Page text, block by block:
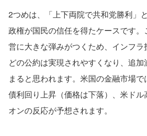
2つめは、「上下両院で共和党勝利」
政権が国民の信任を得たケースです
営に大きな弾みがつくため、インフ
どの公約は実現されやすくなり、追
まると思われます。米国の金融市場
債利回り上昇（価格は下落）、米ドル
オンの反応が予想されます。